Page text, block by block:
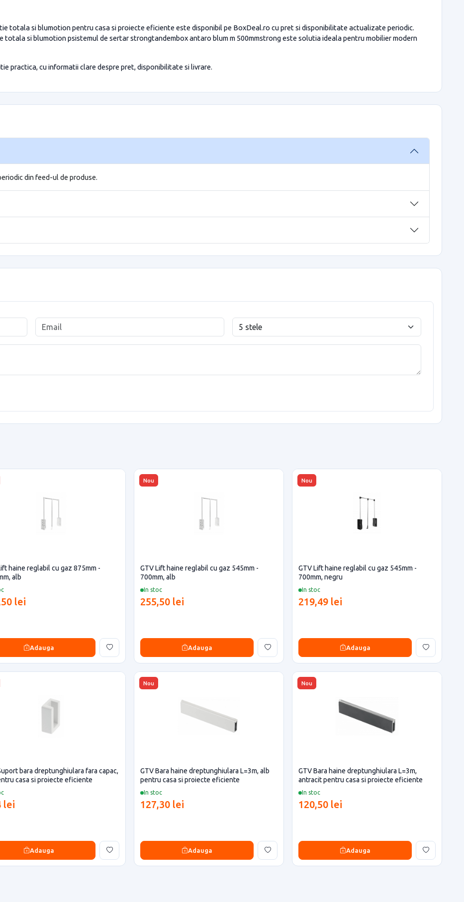
totala si blumotion pentru casa si proiecte eficiente este disponibil pe BoxDeal.ro cu pret si disponibilitate actualizate periodic.
totala si blumotion psistemul de sertar strongtandembox antaro blum m 500mmstrong este solutia ideala pentru mobilier modern
practica, cu informatii clare despre pret, disponibilitate si livrare.
din feed-ul de produse.
haine reglabil cu gaz 875mm -
alb
lei
Adauga
Nou
In stoc
GTV Lift haine reglabil cu gaz 545mm -
700mm, alb
255,50 lei
Adauga
Nou
In stoc
GTV Lift haine reglabil cu gaz 545mm -
700mm, negru
219,49 lei
Adauga
bara dreptunghiulara fara capac,
casa si proiecte eficiente
lei
Adauga
Nou
In stoc
GTV Bara haine dreptunghiulara L=3m, alb
pentru casa si proiecte eficiente
127,30 lei
Adauga
Nou
In stoc
GTV Bara haine dreptunghiulara L=3m,
antracit pentru casa si proiecte eficiente
120,50 lei
Adauga